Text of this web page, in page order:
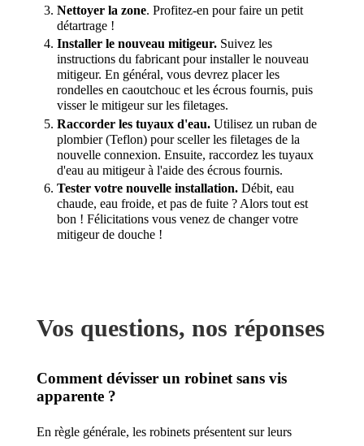
Nettoyer la zone. Profitez-en pour faire un petit
détartrage !
Installer le nouveau mitigeur.Suivez les
instructions du fabricant pour installer le nouveau
mitigeur. En général, vous devrez placer les
rondelles en caoutchouc et les écrous fournis, puis
visser le mitigeur sur les filetages.
Raccorder les tuyaux d'eau.Utilisez un ruban de
plombier (Teflon) pour sceller les filetages de la
nouvelle connexion. Ensuite, raccordez les tuyaux
d'eau au mitigeur à l'aide des écrous fournis.
Tester votre nouvelle installation.Débit, eau
chaude, eau froide, et pas de fuite ? Alors tout est
bon ! Félicitations vous venez de changer votre
mitigeur de douche !
Vos questions, nos réponses
Comment dévisser un robinet sans vis
apparente ?
En règle générale, les robinets présentent sur leurs